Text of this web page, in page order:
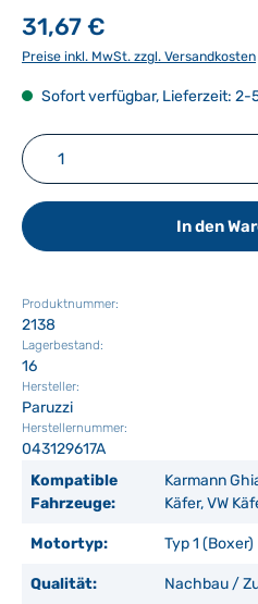
31,67 €
Preise inkl. MwSt. zzgl. Versandkosten
Sofort verfügbar, Lieferzeit: 2-
Produkt Anzahl: Gib den
In den
Produktnummer:
2138
Lagerbestand:
16
Hersteller:
Paruzzi
Herstellernummer:
043129617A
Kompatible
Fahrzeuge:
Karmann
Käfer, VW
Motortyp: Typ 1 (Boxer)
Qualität: Nachbau /